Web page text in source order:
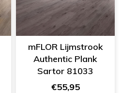
mFLOR Lijmstrook
Authentic Plank
Sartor 81033
€55,95